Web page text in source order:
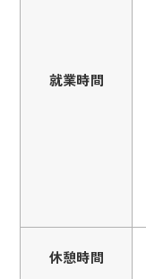
就業時間
休憩時間